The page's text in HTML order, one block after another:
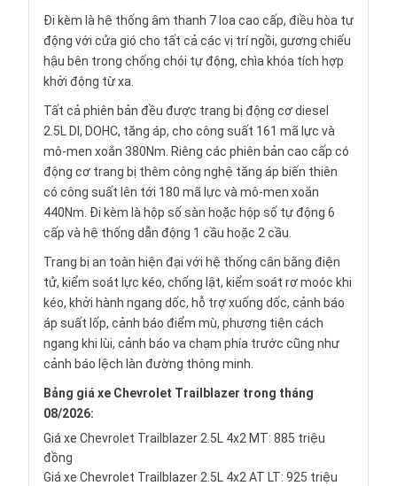
Đi kèm là hệ thống âm thanh 7 loa cao cấp, điều hòa tự
động với cửa gió cho tất cả các vị trí ngồi, gương chiếu
hậu bên trong chống chói tự động, chìa khóa tích hợp
khởi động từ xa.
Tất cả phiên bản đều được trang bị động cơ diesel
2.5L DI, DOHC, tăng áp, cho công suất 161 mã lực và
mô-men xoắn 380Nm. Riêng các phiên bản cao cấp có
động cơ trang bị thêm công nghệ tăng áp biến thiên
có công suất lên tới 180 mã lực và mô-men xoắn
440Nm. Đi kèm là hộp số sàn hoặc hộp số tự động 6
cấp và hệ thống dẫn động 1 cầu hoặc 2 cầu.
Trang bị an toàn hiện đại với hệ thống cân bằng điện
tử, kiểm soát lực kéo, chống lật, kiểm soát rơ moóc khi
kéo, khởi hành ngang dốc, hỗ trợ xuống dốc, cảnh báo
áp suất lốp, cảnh báo điểm mù, phương tiện cách
ngang khi lùi, cảnh báo va chạm phía trước cũng như
cảnh báo lệch làn đường thông minh.
Bảng giá xe Chevrolet Trailblazer trong tháng
08/2026:
Giá xe Chevrolet Trailblazer 2.5L 4x2 MT: 885 triệu
đồng
Giá xe Chevrolet Trailblazer 2.5L 4x2 AT LT: 925 triệu